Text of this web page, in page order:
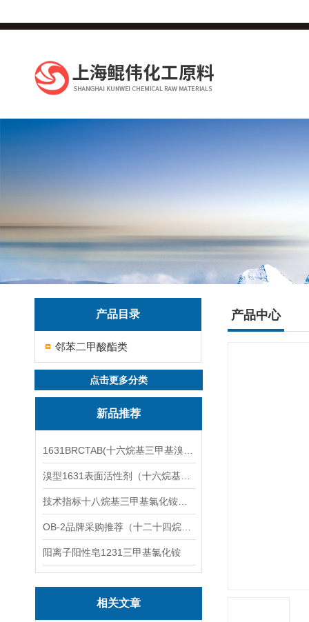
产品目录
邻苯二甲酸酯类
点击更多分类
新品推荐
阳离子阳性皂1231三甲基氯化铵
相关文章
产品中心